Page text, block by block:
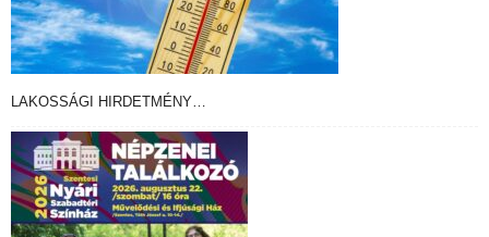
LAKOSSÁGI HIRDETMÉNY…